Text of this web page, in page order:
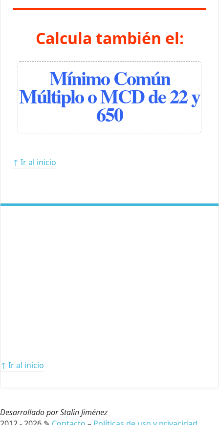
Calcula también el:
Mínimo Común
Múltiplo o MCD de 22 y
650
↑ Ir al inicio
↑ Ir al inicio
Desarrollado por Stalin Jiménez